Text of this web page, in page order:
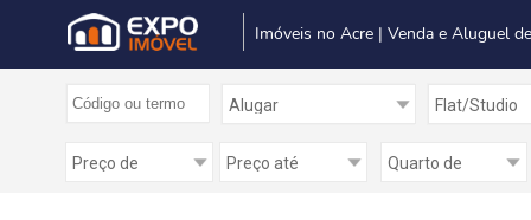
Imóveis no Acre | Venda e Aluguel